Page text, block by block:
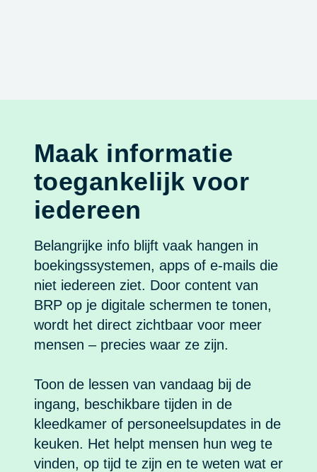
Maak informatie
toegankelijk voor
iedereen
Belangrijke info blijft vaak hangen in
boekingssystemen, apps of e-mails die
niet iedereen ziet. Door content van
BRP op je digitale schermen te tonen,
wordt het direct zichtbaar voor meer
mensen – precies waar ze zijn.
Toon de lessen van vandaag bij de
ingang, beschikbare tijden in de
kleedkamer of personeelsupdates in de
keuken. Het helpt mensen hun weg te
vinden, op tijd te zijn en te weten wat er